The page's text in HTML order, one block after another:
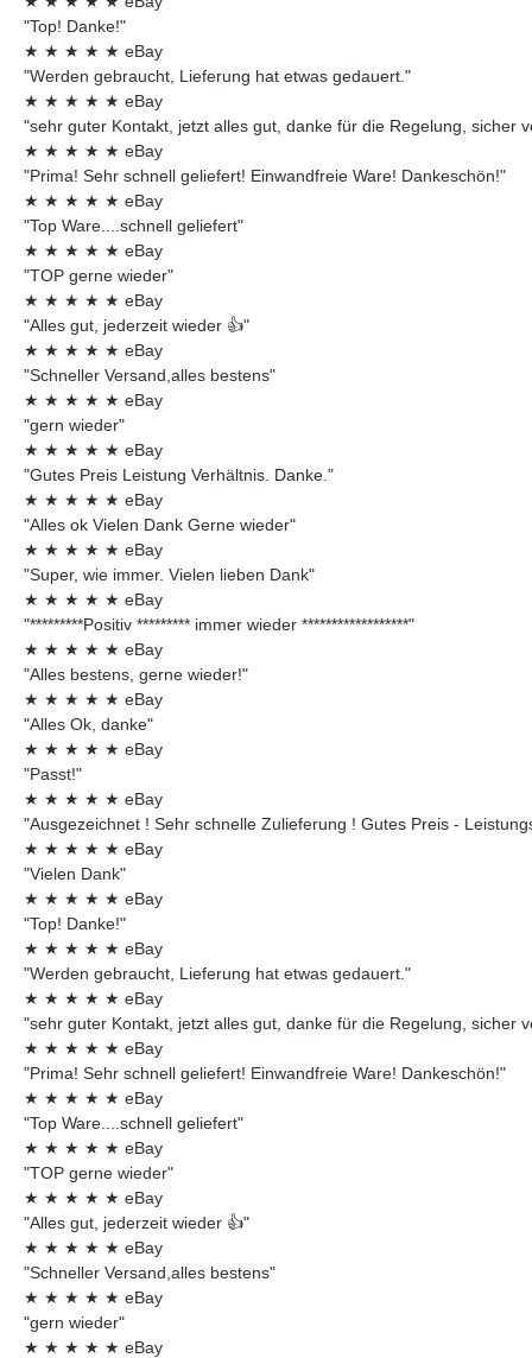
"Top! Danke!"
★ ★ ★ ★ ★ eBay
"Werden gebraucht, Lieferung hat etwas gedauert."
★ ★ ★ ★ ★ eBay
"sehr guter Kontakt, jetzt alles gut, danke für die Regelung, sicher
★ ★ ★ ★ ★ eBay
"Prima! Sehr schnell geliefert! Einwandfreie Ware! Dankeschön!"
★ ★ ★ ★ ★ eBay
"Top Ware....schnell geliefert"
★ ★ ★ ★ ★ eBay
"TOP gerne wieder"
★ ★ ★ ★ ★ eBay
"Alles gut, jederzeit wieder 👍"
★ ★ ★ ★ ★ eBay
"Schneller Versand,alles bestens"
★ ★ ★ ★ ★ eBay
"gern wieder"
★ ★ ★ ★ ★ eBay
"Gutes Preis Leistung Verhältnis. Danke."
★ ★ ★ ★ ★ eBay
"Alles ok Vielen Dank Gerne wieder"
★ ★ ★ ★ ★ eBay
"Super, wie immer. Vielen lieben Dank"
★ ★ ★ ★ ★ eBay
"*********Positiv ********* immer wieder ******************"
★ ★ ★ ★ ★ eBay
"Alles bestens, gerne wieder!"
★ ★ ★ ★ ★ eBay
"Alles Ok, danke"
★ ★ ★ ★ ★ eBay
"Passt!"
★ ★ ★ ★ ★ eBay
"Ausgezeichnet ! Sehr schnelle Zulieferung ! Gutes Preis -
★ ★ ★ ★ ★ eBay
"Vielen Dank"
★ ★ ★ ★ ★ eBay
"Top! Danke!"
★ ★ ★ ★ ★ eBay
"Werden gebraucht, Lieferung hat etwas gedauert."
★ ★ ★ ★ ★ eBay
"sehr guter Kontakt, jetzt alles gut, danke für die Regelung, sicher
★ ★ ★ ★ ★ eBay
"Prima! Sehr schnell geliefert! Einwandfreie Ware! Dankeschön!"
★ ★ ★ ★ ★ eBay
"Top Ware....schnell geliefert"
★ ★ ★ ★ ★ eBay
"TOP gerne wieder"
★ ★ ★ ★ ★ eBay
"Alles gut, jederzeit wieder 👍"
★ ★ ★ ★ ★ eBay
"Schneller Versand,alles bestens"
★ ★ ★ ★ ★ eBay
"gern wieder"
★ ★ ★ ★ ★ eBay